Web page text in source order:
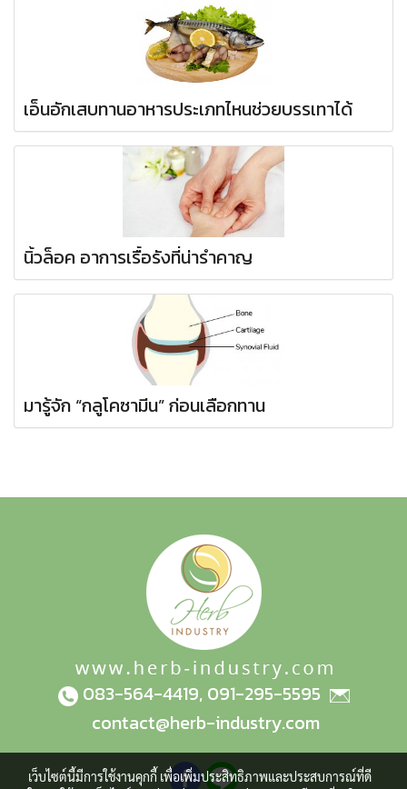
เอ็นอักเสบทานอาหารประเภทไหนช่วยบรรเทาได้
นิ้วล็อค อาการเรื้อรังที่น่ารำคาญ
มารู้จัก “กลูโคซามีน” ก่อนเลือกทาน
083-564-4419, 091-295-5595
contact@herb-industry.com
เว็บไซต์นี้มีการใช้งานคุกกี้ เพื่อเพิ่มประสิทธิภาพและประสบการณ์ที่ดี